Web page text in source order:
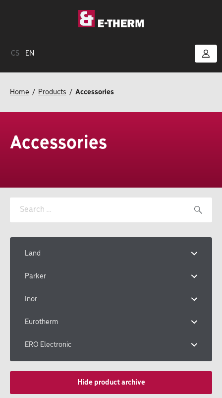
CS EN
Home Products Accessories
Accessories
Land
Parker
Inor
Eurotherm
ERO Electronic
Hide product archive